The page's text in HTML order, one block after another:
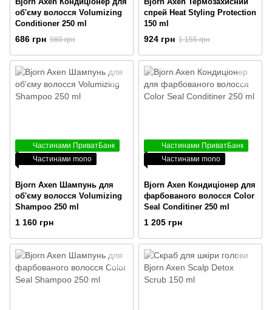
об'єму волосся Volumizing
Conditioner 250 ml
686 грн 980 грн
спрей Heat Styling Protection
150 ml
924 грн 1 155 грн
Частинами ПриватБанк
Частинами mono
Bjorn Axen Шампунь для
об'єму волосся Volumizing
Shampoo 250 ml
1 160 грн
Частинами ПриватБанк
Частинами mono
Bjorn Axen Кондиціонер для
фарбованого волосся Color
Seal Conditiner 250 ml
1 205 грн